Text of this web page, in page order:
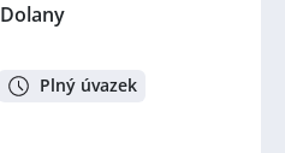
Plný úvazek